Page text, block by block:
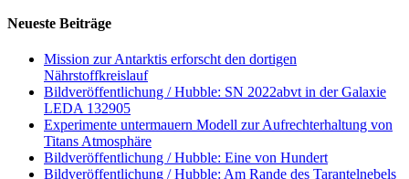
Neueste Beiträge
Mission zur Antarktis erforscht den dortigen
Nährstoffkreislauf
Bildveröffentlichung / Hubble: SN 2022abvt in der Galaxie
LEDA 132905
Experimente untermauern Modell zur Aufrechterhaltung von
Titans Atmosphäre
Bildveröffentlichung / Hubble: Eine von Hundert
Bildveröffentlichung / Hubble: Am Rande des Tarantelnebels